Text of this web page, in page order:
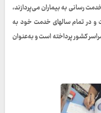
رسانی به بیماران می‌پردازند،
است و در تمام سالهای خدمت خود به
کشور پرداخته است و به‌عنوان